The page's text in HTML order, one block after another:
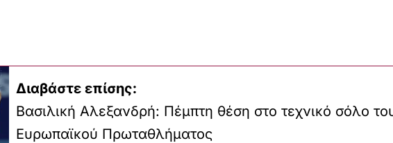
Διαβάστε επίσης:
Βασιλική Αλεξανδρή: Πέμπτη θέση στο τεχνικό σόλο
Ευρωπαϊκού Πρωταθλήματος